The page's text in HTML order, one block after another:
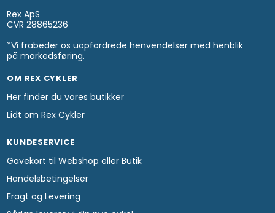
Rex ApS
CVR 28865236
*Vi frabeder os uopfordrede henvendelser med henblik
på markedsføring.
OM REX CYKLER
Her finder du vores butikker
Lidt om Rex Cykler
KUNDESERVICE
Gavekort til Webshop eller Butik
Handelsbetingelser
Fragt og Levering